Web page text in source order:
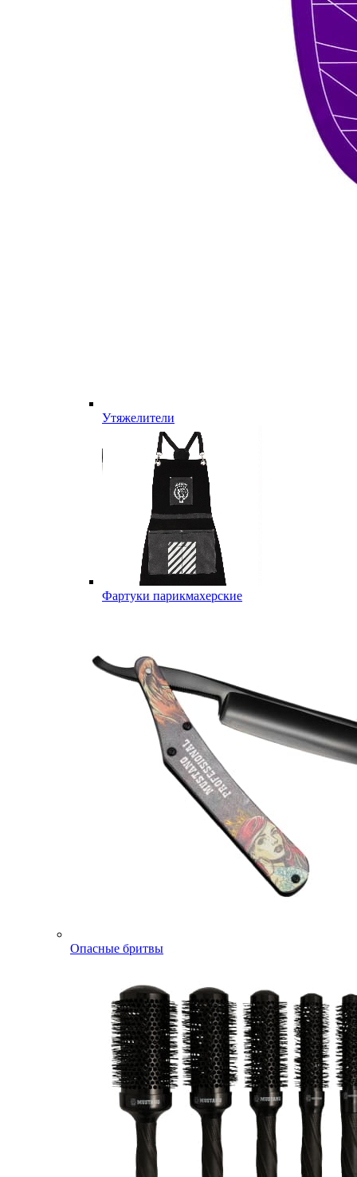
Утяжелители
Фартуки парикмахерские
Опасные бритвы